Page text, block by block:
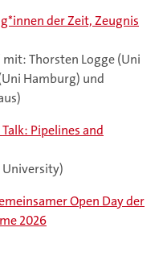
der Zeit, Zeugnis
Thorsten Logge (Uni
Hamburg) und
Pipelines and
University)
Open Day der
2026